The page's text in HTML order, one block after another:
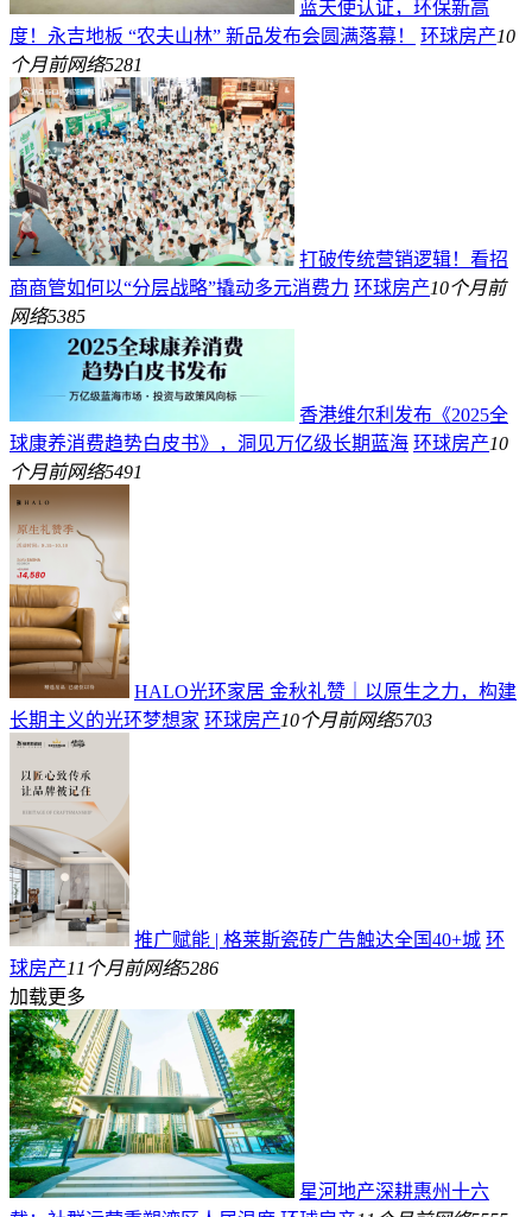
蓝天使认证，环保新高
度！永吉地板 “农夫山林” 新品发布会圆满落幕！
环球房产10
个月前网络5281
打破传统营销逻辑！看招
商商管如何以“分层战略”撬动多元消费力 环球房产10个月前
网络5385
香港维尔利发布《2025全
球康养消费趋势白皮书》，洞见万亿级长期蓝海 环球房产10
个月前网络5491
HALO光环家居 金秋礼赞｜以原生之力，构建
长期主义的光环梦想家 环球房产10个月前网络5703
推广赋能 | 格莱斯瓷砖广告触达全国40+城 环
球房产11个月前网络5286
加载更多
星河地产深耕惠州十六